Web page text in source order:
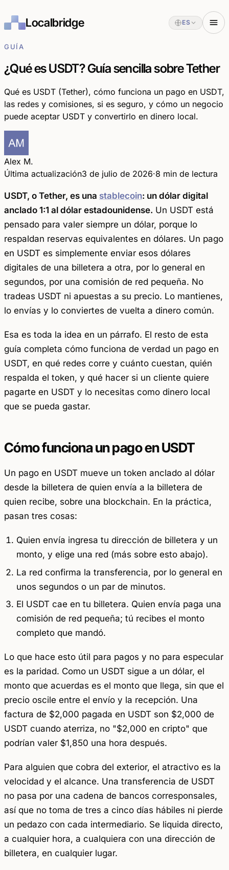
Localbridge ES
GUÍA
¿Qué es USDT? Guía sencilla sobre Tether
Qué es USDT (Tether), cómo funciona un pago en USDT,
las redes y comisiones, si es seguro, y cómo un negocio
puede aceptar USDT y convertirlo en dinero local.
Alex M.
Última actualización3 de julio de 2026·8 min de lectura
USDT, o Tether, es una stablecoin: un dólar digital
anclado 1:1 al dólar estadounidense. Un USDT está
pensado para valer siempre un dólar, porque lo
respaldan reservas equivalentes en dólares. Un pago
en USDT es simplemente enviar esos dólares
digitales de una billetera a otra, por lo general en
segundos, por una comisión de red pequeña. No
tradeas USDT ni apuestas a su precio. Lo mantienes,
lo envías y lo conviertes de vuelta a dinero común.
Esa es toda la idea en un párrafo. El resto de esta
guía completa cómo funciona de verdad un pago en
USDT, en qué redes corre y cuánto cuestan, quién
respalda el token, y qué hacer si un cliente quiere
pagarte en USDT y lo necesitas como dinero local
que se pueda gastar.
Cómo funciona un pago en USDT
Un pago en USDT mueve un token anclado al dólar
desde la billetera de quien envía a la billetera de
quien recibe, sobre una blockchain. En la práctica,
pasan tres cosas:
Quien envía ingresa tu dirección de billetera y un
monto, y elige una red(más sobre esto abajo).
La red confirma la transferencia, por lo general en
unos segundos o un par de minutos.
El USDT cae en tu billetera. Quien envía paga una
comisión de red pequeña; tú recibes el monto
completo que mandó.
Lo que hace esto útil para pagos y no para especular
es la paridad. Como un USDT sigue a un dólar, el
monto que acuerdas es el monto que llega, sin que el
precio oscile entre el envío y la recepción. Una
factura de $2,000 pagada en USDT son $2,000 de
USDT cuando aterriza, no "$2,000 en cripto" que
podrían valer $1,850 una hora después.
Para alguien que cobra del exterior, el atractivo es la
velocidad y el alcance. Una transferencia de USDT
no pasa por una cadena de bancos corresponsales,
así que no toma de tres a cinco días hábiles ni pierde
un pedazo con cada intermediario. Se liquida directo,
a cualquier hora, a cualquiera con una dirección de
billetera, en cualquier lugar.